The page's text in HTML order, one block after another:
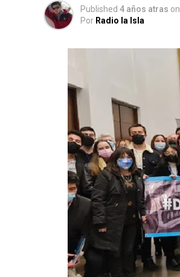
Published 4 años atras on
Por Radio la Isla